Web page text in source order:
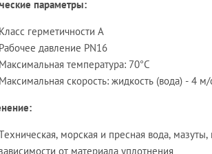
параметры:
Класс герметичности А
Рабочее давление PN16
Максимальная температура: 70°C
Максимальная скорость: жидкость (вода) - 4
морская и пресная вода,
от материала уплотнения